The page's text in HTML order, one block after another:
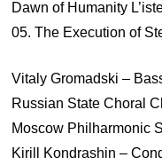
Dawn of Humanity
05. The Execution of
Vitaly Gromadski –
Russian State Choral
Moscow Philharmonic
Kirill Kondrashin –